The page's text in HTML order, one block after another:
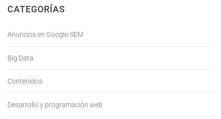
CATEGORÍAS
Anuncios en Google SEM
Big Data
Contenidos
Desarrollo y programación web